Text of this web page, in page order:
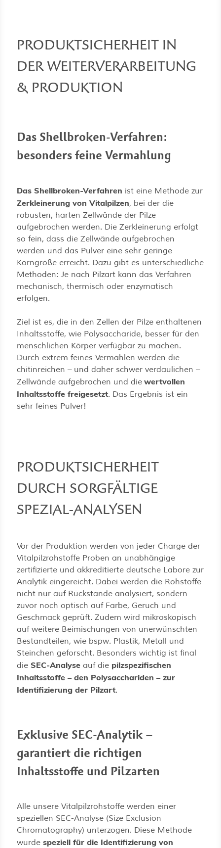
PRODUKTSICHERHEIT IN
DER WEITERVERARBEITUNG
& PRODUKTION
Das Shellbroken-Verfahren:
besonders feine Vermahlung
Das Shellbroken-Verfahren ist eine Methode zur
Zerkleinerung von Vitalpilzen, bei der die
robusten, harten Zellwände der Pilze
aufgebrochen werden. Die Zerkleinerung erfolgt
so fein, dass die Zellwände aufgebrochen
werden und das Pulver eine sehr geringe
Korngröße erreicht. Dazu gibt es unterschiedliche
Methoden: Je nach Pilzart kann das Verfahren
mechanisch, thermisch oder enzymatisch
erfolgen.
Ziel ist es, die in den Zellen der Pilze enthaltenen
Inhaltsstoffe, wie Polysaccharide, besser für den
menschlichen Körper verfügbar zu machen.
Durch extrem feines Vermahlen werden die
chitinreichen – und daher schwer verdaulichen –
Zellwände aufgebrochen und die wertvollen
Inhaltsstoffe freigesetzt. Das Ergebnis ist ein
sehr feines Pulver!
PRODUKTSICHERHEIT
DURCH SORGFÄLTIGE
SPEZIAL-ANALYSEN
Vor der Produktion werden von jeder Charge der
Vitalpilzrohstoffe Proben an unabhängige
zertifizierte und akkreditierte deutsche Labore zur
Analytik eingereicht. Dabei werden die Rohstoffe
nicht nur auf Rückstände analysiert, sondern
zuvor noch optisch auf Farbe, Geruch und
Geschmack geprüft. Zudem wird mikroskopisch
auf weitere Beimischungen von unerwünschten
Bestandteilen, wie bspw. Plastik, Metall und
Steinchen geforscht. Besonders wichtig ist final
die SEC-Analyse auf die pilzspezifischen
Inhaltsstoffe – den Polysacchariden – zur
Identifizierung der Pilzart.
Exklusive SEC-Analytik –
garantiert die richtigen
Inhaltsstoffe und Pilzarten
Alle unsere Vitalpilzrohstoffe werden einer
speziellen SEC-Analyse (Size Exclusion
Chromatography) unterzogen. Diese Methode
wurde speziell für die Identifizierung von